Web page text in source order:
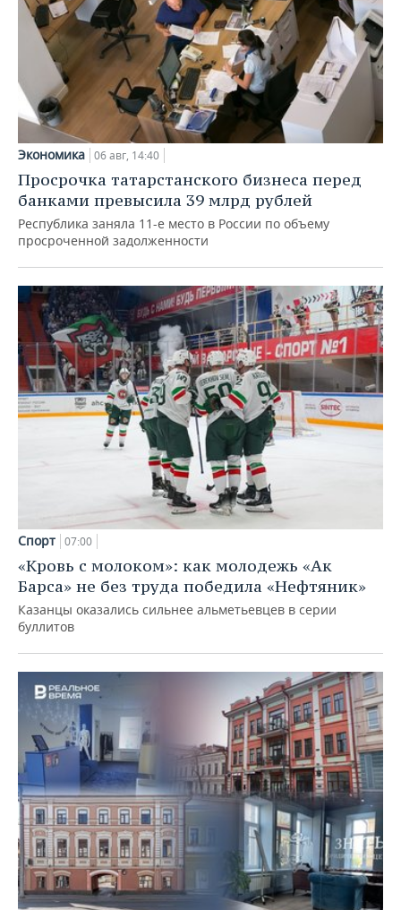
Экономика 06 авг, 14:40
Просрочка татарстанского бизнеса перед
банками превысила 39 млрд рублей
Республика заняла 11-е место в России по объему
просроченной задолженности
Спорт 07:00
«Кровь с молоком»: как молодежь «Ак
Барса» не без труда победила «Нефтяник»
Казанцы оказались сильнее альметьевцев в серии
буллитов